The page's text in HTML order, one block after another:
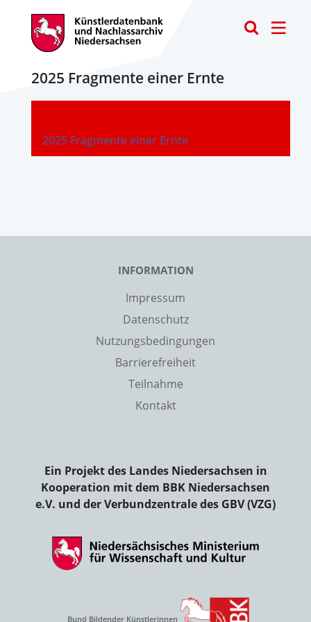
2025 Fragmente einer Ernte
2025 Fragmente einer Ernte
-
INFORMATION
Impressum
Datenschutz
Nutzungsbedingungen
Barrierefreiheit
Teilnahme
Kontakt
Ein Projekt des Landes Niedersachsen in
Kooperation mit dem BBK Niedersachsen
e.V. und der Verbundzentrale des GBV (VZG)
Bund Bildender Künstlerinnen